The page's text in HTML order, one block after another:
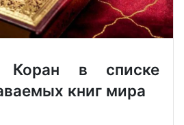
Коран в списке
книг мира